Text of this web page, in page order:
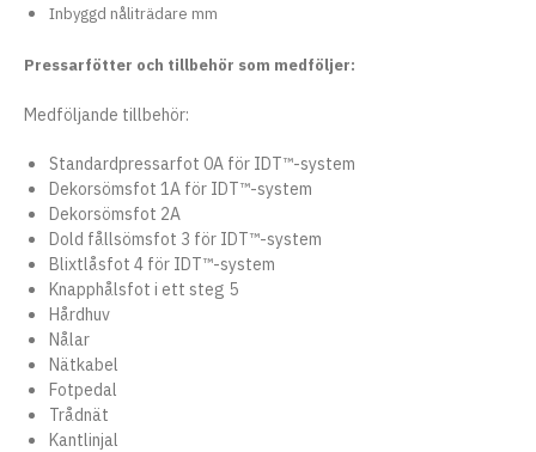
Inbyggd nåliträdare mm
Pressarfötter och tillbehör som medföljer:
Medföljande tillbehör:
Standardpressarfot 0A för IDT™-system
Dekorsömsfot 1A för IDT™-system
Dekorsömsfot 2A
Dold fållsömsfot 3 för IDT™-system
Blixtlåsfot 4 för IDT™-system
Knapphålsfot i ett steg 5
Hårdhuv
Nålar
Nätkabel
Fotpedal
Trådnät
Kantlinjal